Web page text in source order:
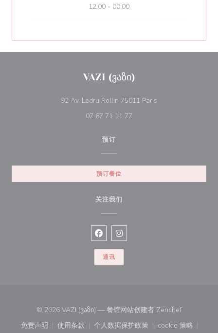
12:00 - 00:00
VAZI (ვაზი)
92 Av. Ledru Rollin 75011 Paris
07 67 71 11 77
预订
预订餐位
关注我们
Facebook ((在新窗口中打开))
Instagram ((在新窗口中打开))
通讯
© 2026 VAZI (ვაზი) — 餐馆网站创建者 Zenchef((在新窗口
免责声明
((在新窗口中打开))
使用条款
((在新窗口中打开))
个人数据保护政策
((在新窗口中打开))
cookie 策略
((在新窗口